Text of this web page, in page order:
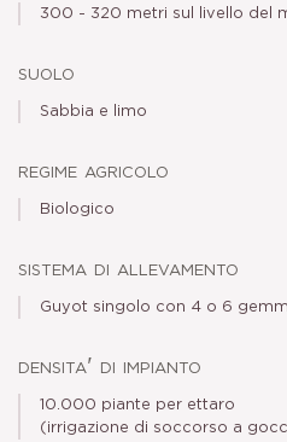
300 - 320 metri sul livello del
suolo
Sabbia e limo
regime agricolo
Biologico
sistema di allevamento
Guyot singolo con 4 o 6
densita' di impianto
10.000 piante per ettaro
(irrigazione di soccorso a